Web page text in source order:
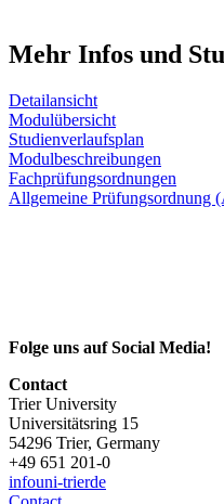
Mehr Infos und
Detailansicht
Modulübersicht
Studienverlaufsplan
Modulbeschreibungen
Fachprüfungsordnungen
Allgemeine Prüfungsordnung
Folge uns auf Social Media!
Contact
Trier University
Universitätsring 15
54296 Trier, Germany
+49 651 201-0
infouni-trierde